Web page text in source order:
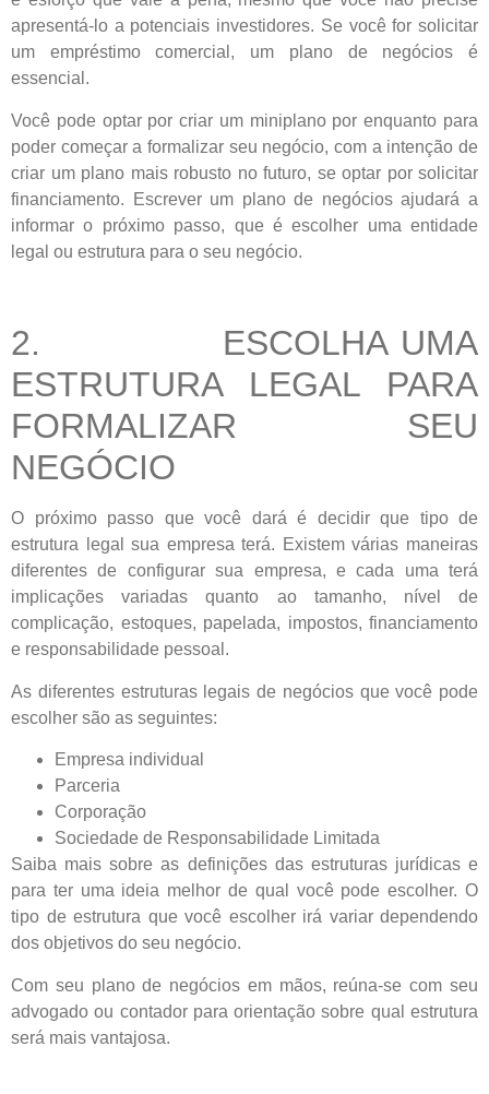
apresentá-lo a potenciais investidores. Se você for solicitar
um empréstimo comercial, um plano de negócios é
essencial.
Você pode optar por criar um miniplano por enquanto para
poder começar a formalizar seu negócio, com a intenção de
criar um plano mais robusto no futuro, se optar por solicitar
financiamento. Escrever um plano de negócios ajudará a
informar o próximo passo, que é escolher uma entidade
legal ou estrutura para o seu negócio.
2. ESCOLHA UMA
ESTRUTURA LEGAL PARA
FORMALIZAR SEU
NEGÓCIO
O próximo passo que você dará é decidir que tipo de
estrutura legal sua empresa terá. Existem várias maneiras
diferentes de configurar sua empresa, e cada uma terá
implicações variadas quanto ao tamanho, nível de
complicação, estoques, papelada, impostos, financiamento
e responsabilidade pessoal.
As diferentes estruturas legais de negócios que você pode
escolher são as seguintes:
Empresa individual
Parceria
Corporação
Sociedade de Responsabilidade Limitada
Saiba mais sobre as definições das estruturas jurídicas e
para ter uma ideia melhor de qual você pode escolher. O
tipo de estrutura que você escolher irá variar dependendo
dos objetivos do seu negócio.
Com seu plano de negócios em mãos, reúna-se com seu
advogado ou contador para orientação sobre qual estrutura
será mais vantajosa.